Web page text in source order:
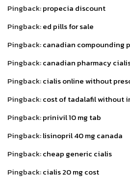
Pingback:propecia discount
Pingback:ed pills for sale
Pingback:canadian compounding
Pingback:canadian pharmacy
Pingback:cialis online without
Pingback:cost of tadalafil without
Pingback:prinivil 10 mg tab
Pingback:lisinopril 40 mg canada
Pingback:cheap generic cialis
Pingback:cialis 20 mg cost